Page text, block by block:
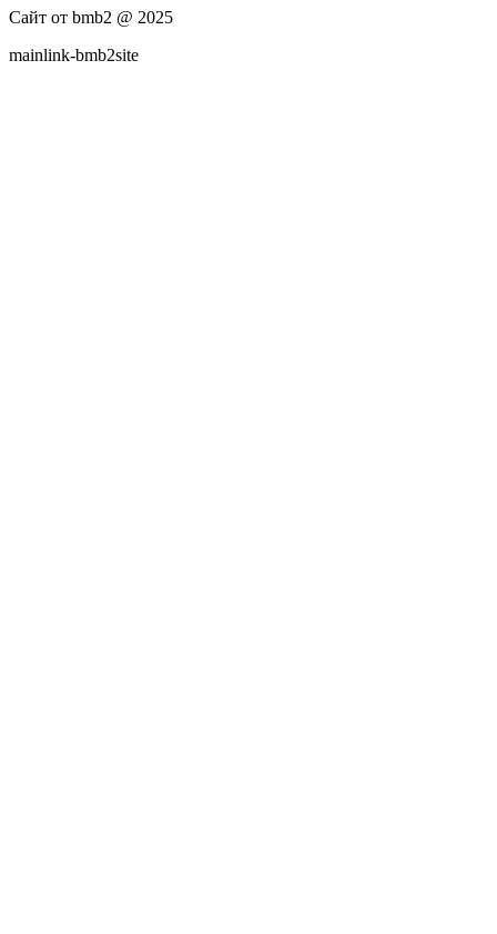
Сайт от bmb2 @ 2025
mainlink-bmb2site